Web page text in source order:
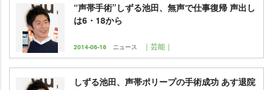
“声帯手術”しずる池田、無声で仕事復帰 声出し
は6・18から
2014-06-16 ニュース ｜芸能｜
しずる池田、声帯ポリープの手術成功 あす退院